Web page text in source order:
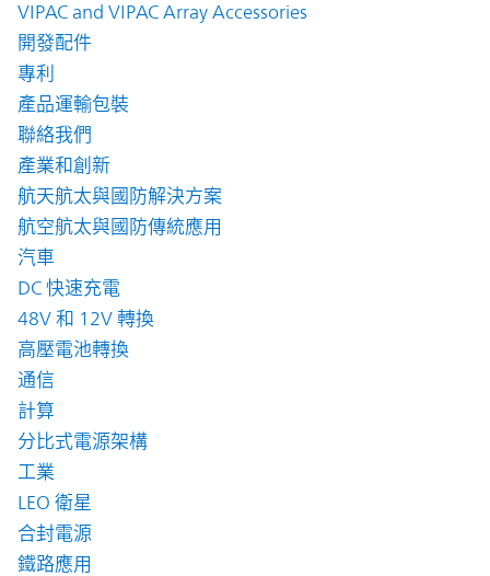
VIPAC and VIPAC Array Accessories
開發配件
專利
產品運輸包裝
聯絡我們
產業和創新
航天航太與國防解決方案
航空航太與國防傳統應用
汽車
DC 快速充電
48V 和 12V 轉換
高壓電池轉換
通信
計算
分比式電源架構
工業
LEO 衛星
合封電源
鐵路應用